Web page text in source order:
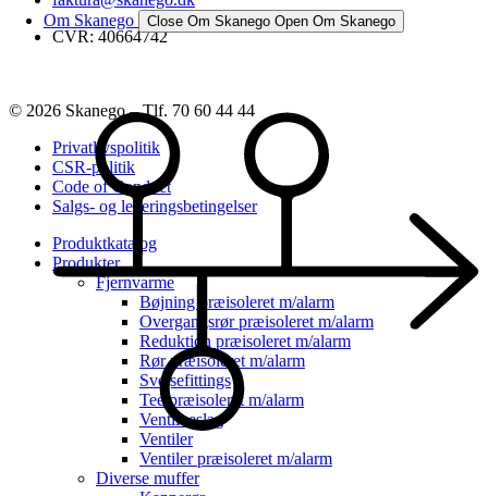
Om Skanego Close Om Skanego Open Om Skanego
CVR: 40664742
© 2026 Skanego – Tlf. 70 60 44 44
Privatlivspolitik
CSR-politik
Code of Conduct
Salgs- og leveringsbetingelser
Produktkatalog
Produkter
Fjernvarme
Bøjning præisoleret m/alarm
Overgangsrør præisoleret m/alarm
Reduktion præisoleret m/alarm
Rør præisoleret m/alarm
Svejsefittings
Tee præisoleret m/alarm
Ventilbeslag
Ventiler
Ventiler præisoleret m/alarm
Diverse muffer